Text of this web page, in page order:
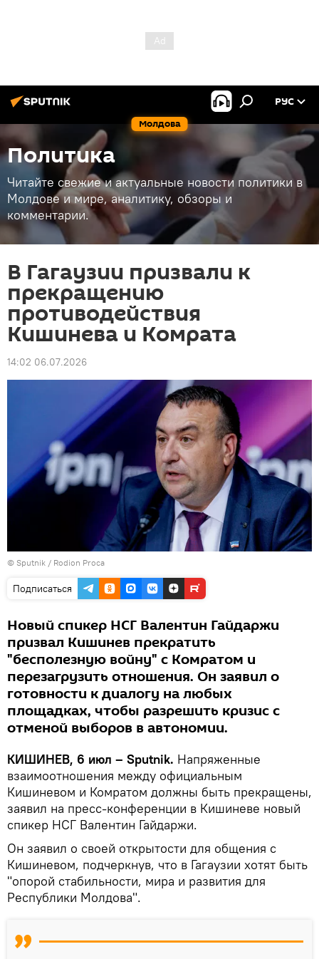
Молдова
РУС
Политика
Читайте свежие и актуальные новости политики в
Молдове и мире, аналитику, обзоры и
комментарии.
В Гагаузии призвали к
прекращению
противодействия
Кишинева и Комрата
14:02 06.07.2026
© Sputnik / Rodion Proca
Подписаться
Новый спикер НСГ Валентин Гайдаржи
призвал Кишинев прекратить
"бесполезную войну" с Комратом и
перезагрузить отношения. Он заявил о
готовности к диалогу на любых
площадках, чтобы разрешить кризис с
отменой выборов в автономии.
КИШИНЕВ, 6 июл – Sputnik. Напряженные
взаимоотношения между официальным
Кишиневом и Комратом должны быть прекращены,
заявил на пресс-конференции в Кишиневе новый
спикер НСГ Валентин Гайдаржи.
Он заявил о своей открытости для общения с
Кишиневом, подчеркнув, что в Гагаузии хотят быть
"опорой стабильности, мира и развития для
Республики Молдова".